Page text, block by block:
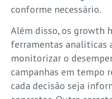
conforme necessário.
Além disso, os growth
ferramentas analíticas
monitorizar o
campanhas em tempo
cada decisão seja